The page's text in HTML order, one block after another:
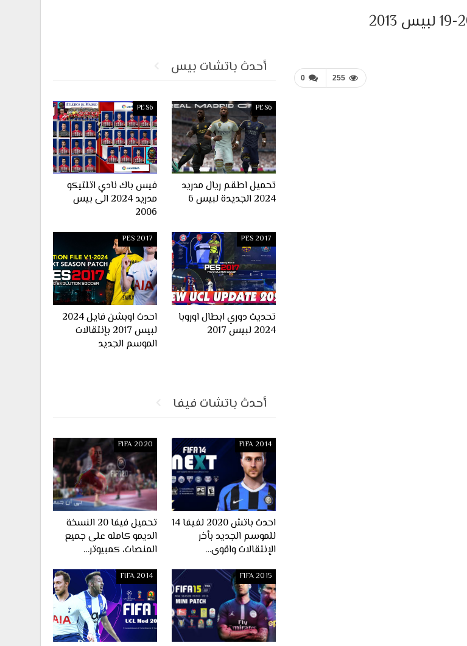
0 255
أحدث باتشات بيس
PES6
تحميل اطقم ريال مدريد
2024 الجديدة لبيس 6
PES6
فيس باك نادي اتلتيكو
مدريد 2024 الى بيس
2006
PES 2017
تحديث دوري ابطال اوروبا
2024 لبيس 2017
PES 2017
احدث اوبشن فايل 2024
لبيس 2017 بإنتقالات
الموسم الجديد
أحدث باتشات فيفا
FIFA 2014
احدث باتش 2020 لفيفا 14
للموسم الجديد بأخر
الإنتقالات واقوى…
FIFA 2020
تحميل فيفا 20 النسخة
الديمو كامله على جميع
المنصات، كمبيوتر…
FIFA 2015
FIFA 2014